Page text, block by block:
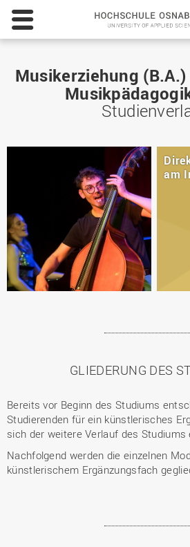
Musikerziehung
am
GLIEDERUNG DES
Bereits vor Beginn des Studiums
Studierenden für ein künstlerisches
sich der weitere Verlauf des Studiums
Nachfolgend werden die einzelnen
künstlerischem Ergänzungsfach